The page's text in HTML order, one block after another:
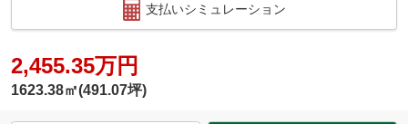
支払いシミュレーション
2,455.35万円
1623.38㎡(491.07坪)